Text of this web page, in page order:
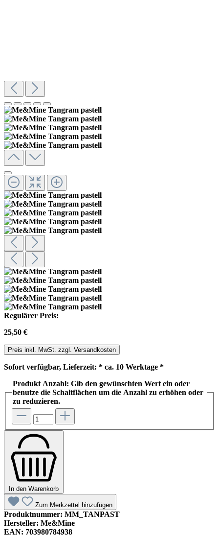
Regulärer Preis:
25,50 €
Preis inkl. MwSt. zzgl. Versandkosten
Sofort verfügbar, Lieferzeit: * ca. 10 Werktage *
Produkt Anzahl: Gib den gewünschten Wert ein oder
benutze die Schaltflächen um die Anzahl zu erhöhen oder
zu reduzieren.
In den Warenkorb
Zum Merkzettel hinzufügen
Produktnummer: MM_TANPAST
Hersteller: Me&Mine
EAN: 703980784938